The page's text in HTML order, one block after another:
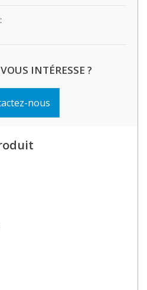
INTÉRESSE ?
nous